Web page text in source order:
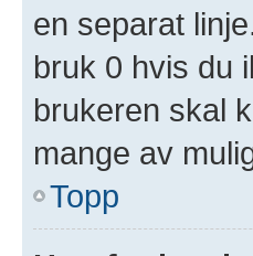
en separat
bruk 0 hvis du
brukeren skal
mange av
Topp